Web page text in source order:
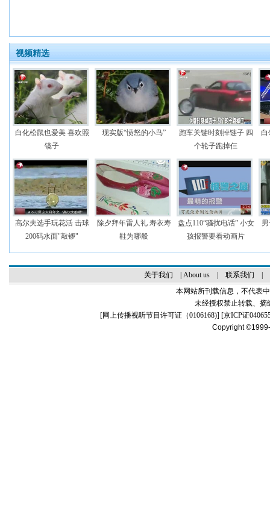
视频精选
白化松鼠也爱美 喜欢照
镜子
现实版“愤怒的小鸟”
跑车关键时刻掉链子 四
个轮子跑掉仨
白
高尔夫选手玩花活 击球
200码水面"敲锣"
除夕拜年雷人礼 寿衣寿
鞋为哪般
盘点110“骚扰电话” 小女
孩报警要看动画片
关于我们 About us| 联系我们
本网站所刊载信息，不代表
未经授权禁止转载、摘
[网上传播视听节目许可证（0106168)] [京ICP证
Copyright